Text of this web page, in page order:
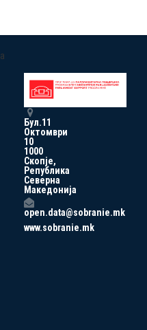
a
Бул.11
Октомври
10
1000
Скопје,
Република
Северна
Македонија
open.data@sobranie.mk
www.sobranie.mk